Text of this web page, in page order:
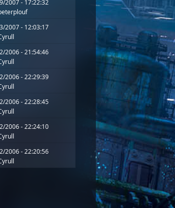
2007 - 17:22:32
2007 - 12:03:17
2006 - 21:54:46
2006 - 22:29:39
2006 - 22:28:45
2006 - 22:24:10
2006 - 22:20:56